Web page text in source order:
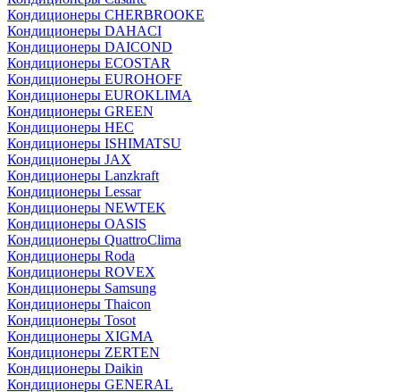
Кондиционеры CHERBROOKE
Кондиционеры DAHACI
Кондиционеры DAICOND
Кондиционеры ECOSTAR
Кондиционеры EUROHOFF
Кондиционеры EUROKLIMA
Кондиционеры GREEN
Кондиционеры HEC
Кондиционеры ISHIMATSU
Кондиционеры JAX
Кондиционеры Lanzkraft
Кондиционеры Lessar
Кондиционеры NEWTEK
Кондиционеры OASIS
Кондиционеры QuattroClima
Кондиционеры Roda
Кондиционеры ROVEX
Кондиционеры Samsung
Кондиционеры Thaicon
Кондиционеры Tosot
Кондиционеры XIGMA
Кондиционеры ZERTEN
Кондиционеры Daikin
Кондиционеры GENERAL